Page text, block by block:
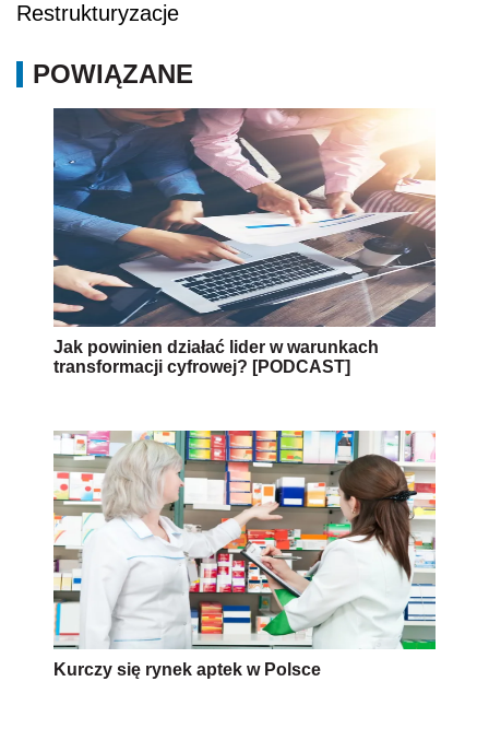
Restrukturyzacje
POWIĄZANE
Jak powinien działać lider w warunkach
transformacji cyfrowej? [PODCAST]
Kurczy się rynek aptek w Polsce